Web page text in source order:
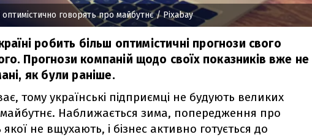
оптимістично говорять про майбутнє/ Pixabay
робить більш оптимістичні прогнози свого
Прогнози компаній щодо своїх показників вже не
як були раніше.
тому українські підприємці не будують великих
Наближається зима, попередження про
якої не вщухають, і бізнес активно готується до